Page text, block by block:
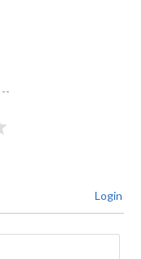
Login